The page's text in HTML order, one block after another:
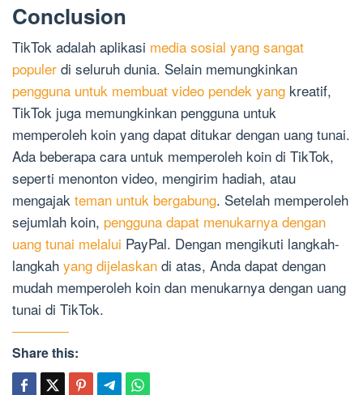
Conclusion
TikTok adalah aplikasi media sosial yang sangat
populer di seluruh dunia. Selain memungkinkan
pengguna untuk membuat video pendek yang kreatif,
TikTok juga memungkinkan pengguna untuk
memperoleh koin yang dapat ditukar dengan uang tunai.
Ada beberapa cara untuk memperoleh koin di TikTok,
seperti menonton video, mengirim hadiah, atau
mengajak teman untuk bergabung. Setelah memperoleh
sejumlah koin, pengguna dapat menukarnya dengan
uang tunai melalui PayPal. Dengan mengikuti langkah-
langkah yang dijelaskan di atas, Anda dapat dengan
mudah memperoleh koin dan menukarnya dengan uang
tunai di TikTok.
Share this: